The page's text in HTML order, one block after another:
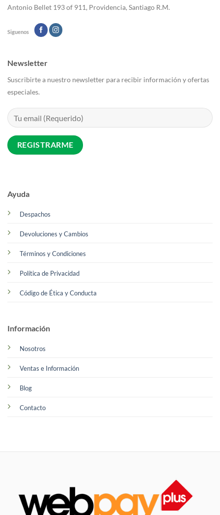
la
de
producto
Antonio Bellet 193 of 911, Providencia, Santiago R.M.
Siguenos
Ayuda
Despachos
Devoluciones y Cambios
Términos y Condiciones
Política de Privacidad
Código de Ética y Conducta
Información
Nosotros
Ventas e Información
Blog
Contacto
Newsletter
Suscribirte a nuestro newsletter para recibir información y ofertas
especiales.